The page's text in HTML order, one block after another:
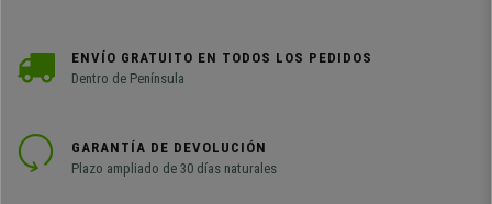
ENVÍO GRATUITO EN TODOS LOS PEDIDOS
Dentro de Península
GARANTÍA DE DEVOLUCIÓN
Plazo ampliado de 30 días naturales